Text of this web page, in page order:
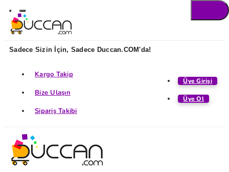
Sadece Sizin İçin, Sadece Duccan.COM'da!
Üye Girişi
Üye Ol
Kargo Takip
Bize Ulaşın
Sipariş Takibi